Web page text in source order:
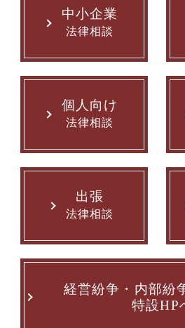
中小企業
法律相談
個人向け
法律相談
出張
法律相談
経営紛争・内部紛
特設HP